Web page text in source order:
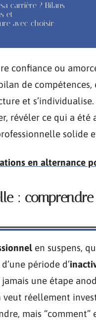
carrière ? Bilans
et
avec choisir-
confiance ou
de
et
révéler ce qui a été
solide
en alternance
:
en suspens,
période d’
jamais une étape
veut réellement
mais